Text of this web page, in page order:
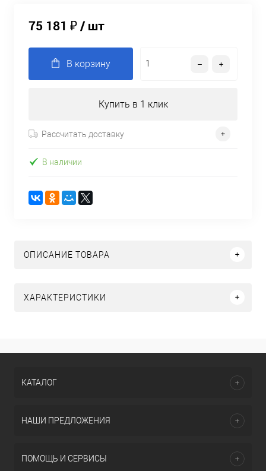
75 181 ₽/ шт
В корзину
Купить в 1 клик
Рассчитать доставку
В наличии
ОПИСАНИЕ ТОВАРА
ХАРАКТЕРИСТИКИ
КАТАЛОГ
НАШИ ПРЕДЛОЖЕНИЯ
ПОМОЩЬ И СЕРВИСЫ